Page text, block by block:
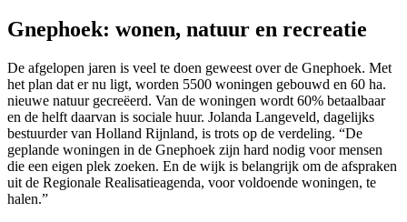
Gnephoek: wonen, natuur en recreatie
De afgelopen jaren is veel te doen geweest over de Gnephoek. Met
het plan dat er nu ligt, worden 5500 woningen gebouwd en 60 ha.
nieuwe natuur gecreëerd. Van de woningen wordt 60% betaalbaar
en de helft daarvan is sociale huur. Jolanda Langeveld, dagelijks
bestuurder van Holland Rijnland, is trots op de verdeling. “De
geplande woningen in de Gnephoek zijn hard nodig voor mensen
die een eigen plek zoeken. En de wijk is belangrijk om de afspraken
uit de Regionale Realisatieagenda, voor voldoende woningen, te
halen.”